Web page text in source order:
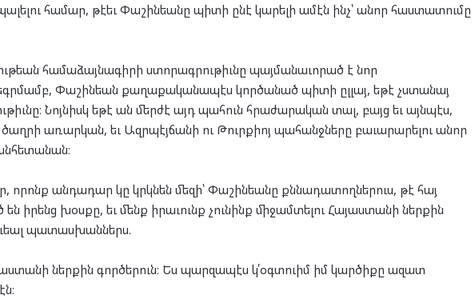
համար, թէեւ Փաշինեանը պիտի ընէ կարելի ամէն ինչ՝ անոր հաստատումը
համաձայնագիրի ստորագրութիւնը պայմանաւորած է նոր
Փաշինեան քաղաքականապէս կործանած պիտի ըլլայ, եթէ չստանայ
Նոյնիսկ եթէ ան մերժէ այդ պահուն հրաժարական տալ, բայց եւ այնպէս,
առարկան, եւ Ազրպէյճանի ու Թուրքիոյ պահանջները բաւարարելու անոր
անդադար կը կրկնեն մեզի՝ Փաշինեանը քննադատողներուս, թէ հայ
իրենց խօսքը, եւ մենք իրաւունք չունինք միջամտելու Հայաստանի ներքին
պատասխաններս.
ներքին գործերուն։ Ես պարզապէս կ՛օգտուիմ իմ կարծիքը ազատ